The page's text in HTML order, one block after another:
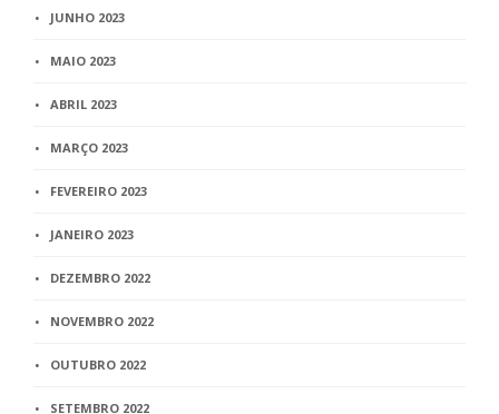
JUNHO 2023
MAIO 2023
ABRIL 2023
MARÇO 2023
FEVEREIRO 2023
JANEIRO 2023
DEZEMBRO 2022
NOVEMBRO 2022
OUTUBRO 2022
SETEMBRO 2022